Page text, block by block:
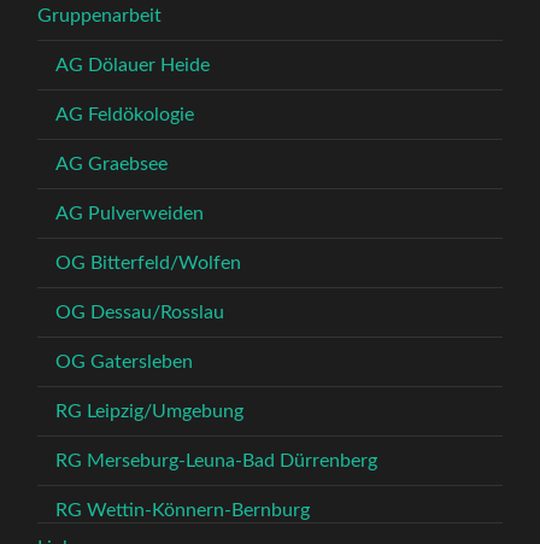
Gruppenarbeit
AG Dölauer Heide
AG Feldökologie
AG Graebsee
AG Pulverweiden
OG Bitterfeld/Wolfen
OG Dessau/Rosslau
OG Gatersleben
RG Leipzig/Umgebung
RG Merseburg-Leuna-Bad Dürrenberg
RG Wettin-Könnern-Bernburg